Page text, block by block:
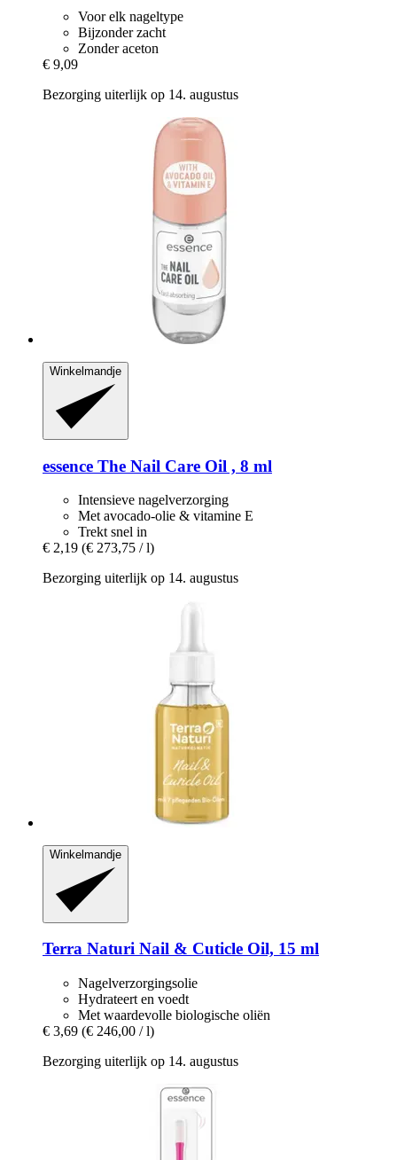
Voor elk nageltype
Bijzonder zacht
Zonder aceton
€ 9,09
Bezorging uiterlijk op 14. augustus
Winkelmandje
essence The Nail Care Oil , 8 ml
Intensieve nagelverzorging
Met avocado-olie & vitamine E
Trekt snel in
€ 2,19 (€ 273,75 / l)
Bezorging uiterlijk op 14. augustus
Winkelmandje
Terra Naturi Nail & Cuticle Oil, 15 ml
Nagelverzorgingsolie
Hydrateert en voedt
Met waardevolle biologische oliën
€ 3,69 (€ 246,00 / l)
Bezorging uiterlijk op 14. augustus